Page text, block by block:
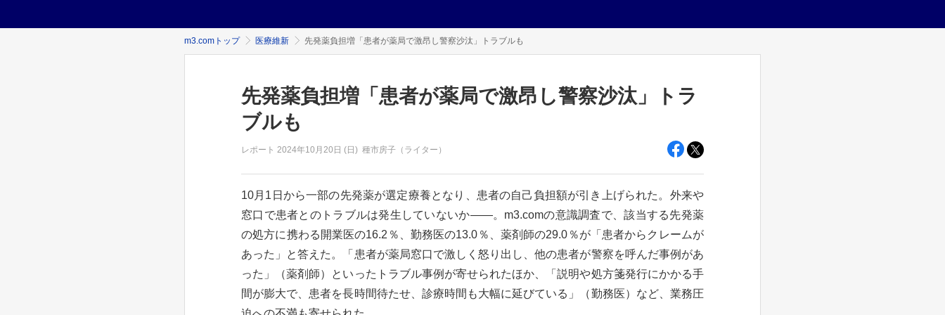
m3.comトップ 医療維新 先発薬負担増「患者が薬局で激昂し警察沙汰」トラブルも
先発薬負担増「患者が薬局で激昂し警察沙汰」トラ
ブルも
レポート 2024年10月20日 (日) 種市房子（ライター）
10月1日から一部の先発薬が選定療養となり、患者の自己負担額が引き上げられた。外来や
窓口で患者とのトラブルは発生していないか――。m3.comの意識調査で、該当する先発薬
の処方に携わる開業医の16.2％、勤務医の13.0％、薬剤師の29.0％が「患者からクレームが
あった」と答えた。「患者が薬局窓口で激しく怒り出し、他の患者が警察を呼んだ事例があ
った」（薬剤師）といったトラブル事例が寄せられたほか、「説明や処方箋発行にかかる手
間が膨大で、患者を長時間待たせ、診療時間も大幅に延びている」（勤務医）など、業務圧